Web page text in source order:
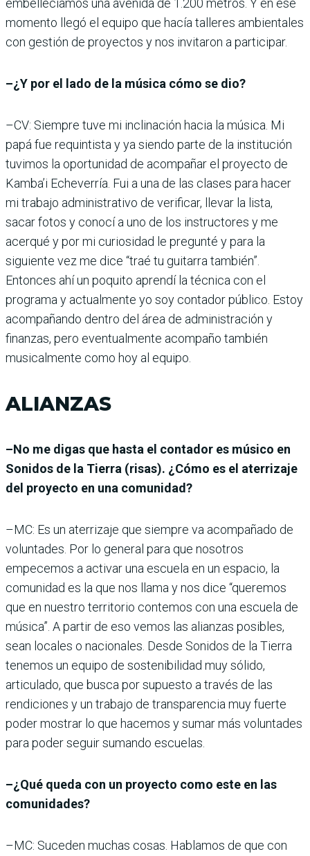
momento llegó el equipo que hacía talleres ambientales
con gestión de proyectos y nos invitaron a participar.
–¿Y por el lado de la música cómo se dio?
–CV: Siempre tuve mi inclinación hacia la música. Mi
papá fue requintista y ya siendo parte de la institución
tuvimos la oportunidad de acompañar el proyecto de
Kamba’i Echeverría. Fui a una de las clases para hacer
mi trabajo administrativo de verificar, llevar la lista,
sacar fotos y conocí a uno de los instructores y me
acerqué y por mi curiosidad le pregunté y para la
siguiente vez me dice “traé tu guitarra también”.
Entonces ahí un poquito aprendí la técnica con el
programa y actualmente yo soy contador público. Estoy
acompañando dentro del área de administración y
finanzas, pero eventualmente acompaño también
musicalmente como hoy al equipo.
ALIANZAS
–No me digas que hasta el contador es músico en
Sonidos de la Tierra (risas). ¿Cómo es el aterrizaje
del proyecto en una comunidad?
–MC: Es un aterrizaje que siempre va acompañado de
voluntades. Por lo general para que nosotros
empecemos a activar una escuela en un espacio, la
comunidad es la que nos llama y nos dice “queremos
que en nuestro territorio contemos con una escuela de
música”. A partir de eso vemos las alianzas posibles,
sean locales o nacionales. Desde Sonidos de la Tierra
tenemos un equipo de sostenibilidad muy sólido,
articulado, que busca por supuesto a través de las
rendiciones y un trabajo de transparencia muy fuerte
poder mostrar lo que hacemos y sumar más voluntades
para poder seguir sumando escuelas.
–¿Qué queda con un proyecto como este en las
comunidades?
–MC: Suceden muchas cosas. Hablamos de que con